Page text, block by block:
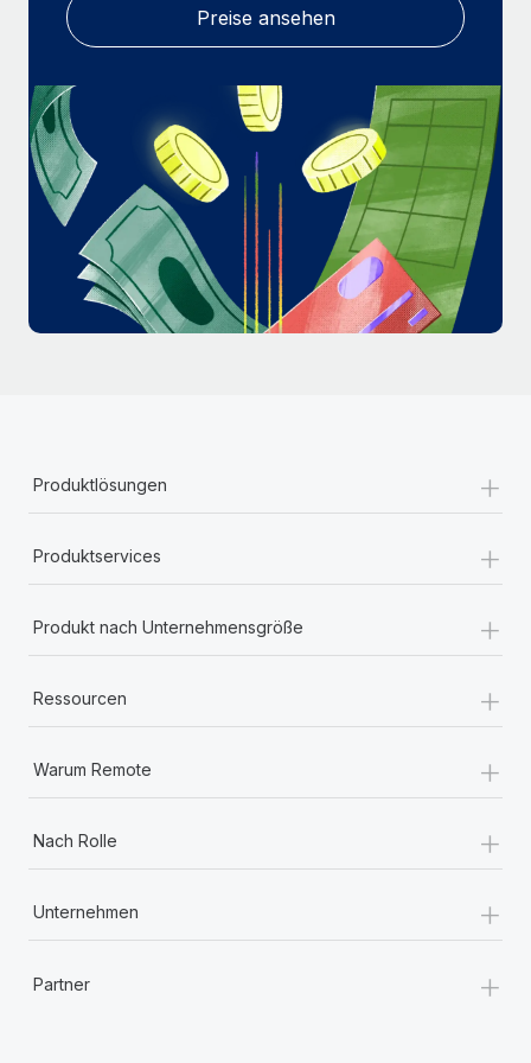
Mehr erfahren Preise ansehen
Produktlösungen +
Produktservices +
Produkt nach Unternehmensgröße +
Ressourcen +
Warum Remote +
Nach Rolle +
Unternehmen +
Partner +